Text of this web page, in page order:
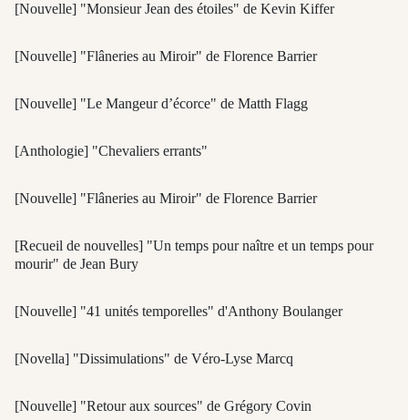
[Nouvelle] "Monsieur Jean des étoiles" de Kevin Kiffer
[Nouvelle] "Flâneries au Miroir" de Florence Barrier
[Nouvelle] "Le Mangeur d’écorce" de Matth Flagg
[Anthologie] "Chevaliers errants"
[Nouvelle] "Flâneries au Miroir" de Florence Barrier
[Recueil de nouvelles] "Un temps pour naître et un temps pour
mourir" de Jean Bury
[Nouvelle] "41 unités temporelles" d'Anthony Boulanger
[Novella] "Dissimulations" de Véro-Lyse Marcq
[Nouvelle] "Retour aux sources" de Grégory Covin